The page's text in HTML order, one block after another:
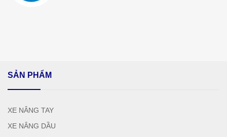
SẢN PHẨM
XE NÂNG TAY
XE NÂNG DẦU